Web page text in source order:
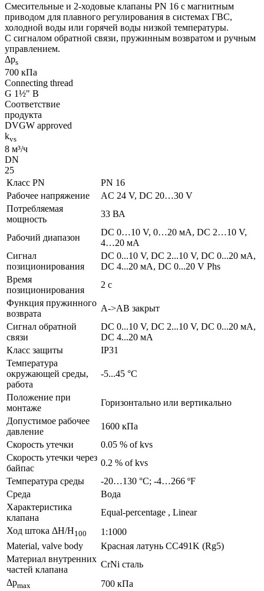
Смесительные и 2-ходовые клапаны PN 16 с магнитным
приводом для плавного регулирования в системах ГВС,
холодной воды или горячей воды низкой температуры.
С сигналом обратной связи, пружинным возвратом и ручным
управлением.
Δps
700 кПа
Connecting thread
G 1½" B
Соответствие
продукта
DVGW approved
kvs
8 м³/ч
DN
25
Класс PN
PN 16
Рабочее напряжение
AC 24 V, DC 20…30 V
Потребляемая
мощность
33 ВА
Рабочий диапазон
DC 0…10 V, 0…20 мA, DC 2…10 V,
4…20 мA
Сигнал
позиционирования
DC 0...10 V, DC 2...10 V, DC 0...20 мA,
DC 4...20 мA, DC 0...20 V Phs
Время
позиционирования
2 с
Функция пружинного
возврата
A->AB закрыт
Сигнал обратной
связи
DC 0...10 V, DC 2...10 V, DC 0...20 мA,
DC 4...20 мA
Класс защиты
IP31
Температура
окружающей среды,
работа
-5...45 °C
Положение при
монтаже
Горизонтально или вертикально
Допустимое рабочее
давление
1600 кПа
Скорость утечки
0.05 % of kvs
Скорость утечки через
байпас
0.2 % of kvs
Температура среды
-20…130 °C; -4…266 ºF
Среда
Bодa
Характеристика
клапана
Equal-percentage , Linear
Ход штока ΔH/H100
1:1000
Material, valve body
Красная латунь CC491K (Rg5)
Материал внутренних
частeй клапана
CrNi сталь
Δpmax 700 кПа